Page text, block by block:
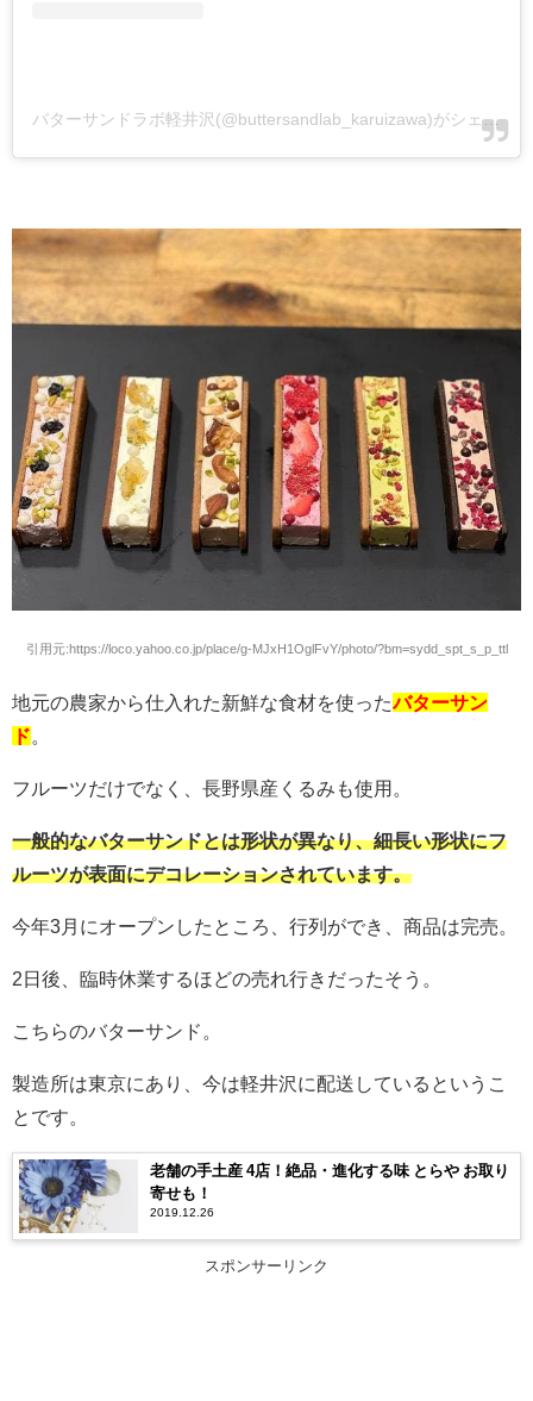
バターサンドラボ軽井沢(@buttersandlab_karuizawa)がシェアした投稿
引用元:https://loco.yahoo.co.jp/place/g-MJxH1OglFvY/photo/?bm=sydd_spt_s_p_ttl
地元の農家から仕入れた新鮮な食材を使ったバターサン
ド
フルーツだけでなく、長野県産くるみも使用。
一般的なバターサンドとは形状が異なり、細長い形状にフ
ルーツが表面にデコレーションされています。
今年3月にオープンしたところ、行列ができ、商品は完売。
2日後、臨時休業するほどの売れ行きだったそう。
こちらのバターサンド。
製造所は東京にあり、今は軽井沢に配送しているというこ
とです。
老舗の手土産 4店！絶品・進化する味 とらや お取り
寄せも！
2019.12.26
スポンサーリンク